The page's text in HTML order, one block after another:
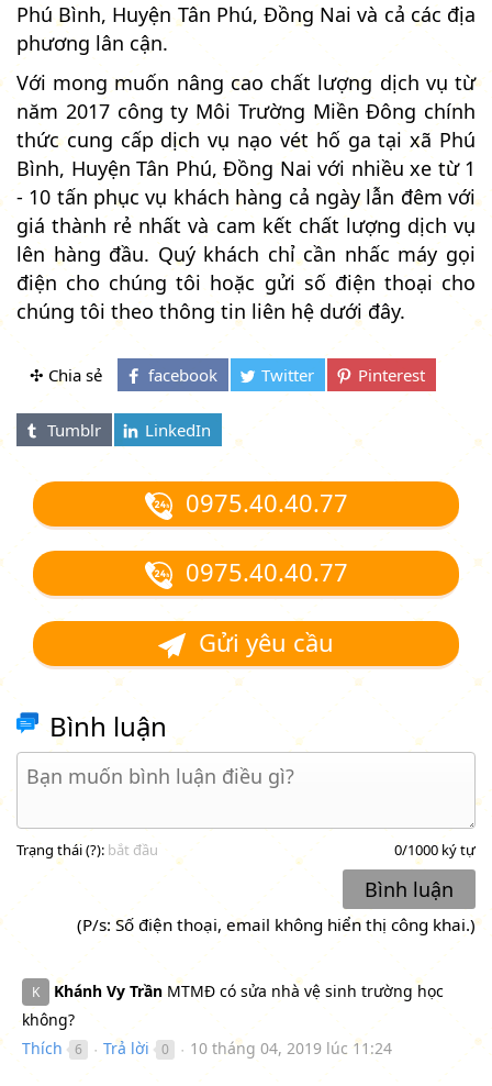
Phú Bình, Huyện Tân Phú, Đồng Nai và cả các địa
phương lân cận.
Với mong muốn nâng cao chất lượng dịch vụ từ
năm 2017 công ty Môi Trường Miền Đông chính
thức cung cấp dịch vụ nạo vét hố ga tại xã Phú
Bình, Huyện Tân Phú, Đồng Nai với nhiều xe từ 1
- 10 tấn phục vụ khách hàng cả ngày lẫn đêm với
giá thành rẻ nhất và cam kết chất lượng dịch vụ
lên hàng đầu. Quý khách chỉ cần nhấc máy gọi
điện cho chúng tôi hoặc gửi số điện thoại cho
chúng tôi theo thông tin liên hệ dưới đây.
✣ Chia sẻ
0975.40.40.77
0975.40.40.77
Gửi yêu cầu
Bình luận
Trạng thái (?): bắt đầu 0/1000 ký tự
Bình luận
(P/s: Số điện thoại, email không hiển thị công khai.)
K Khánh Vy Trần MTMĐ có sửa nhà vệ sinh trường học
không?
Thích
6 ● Trả lời 0 ● 10 tháng 04, 2019 lúc 11:24